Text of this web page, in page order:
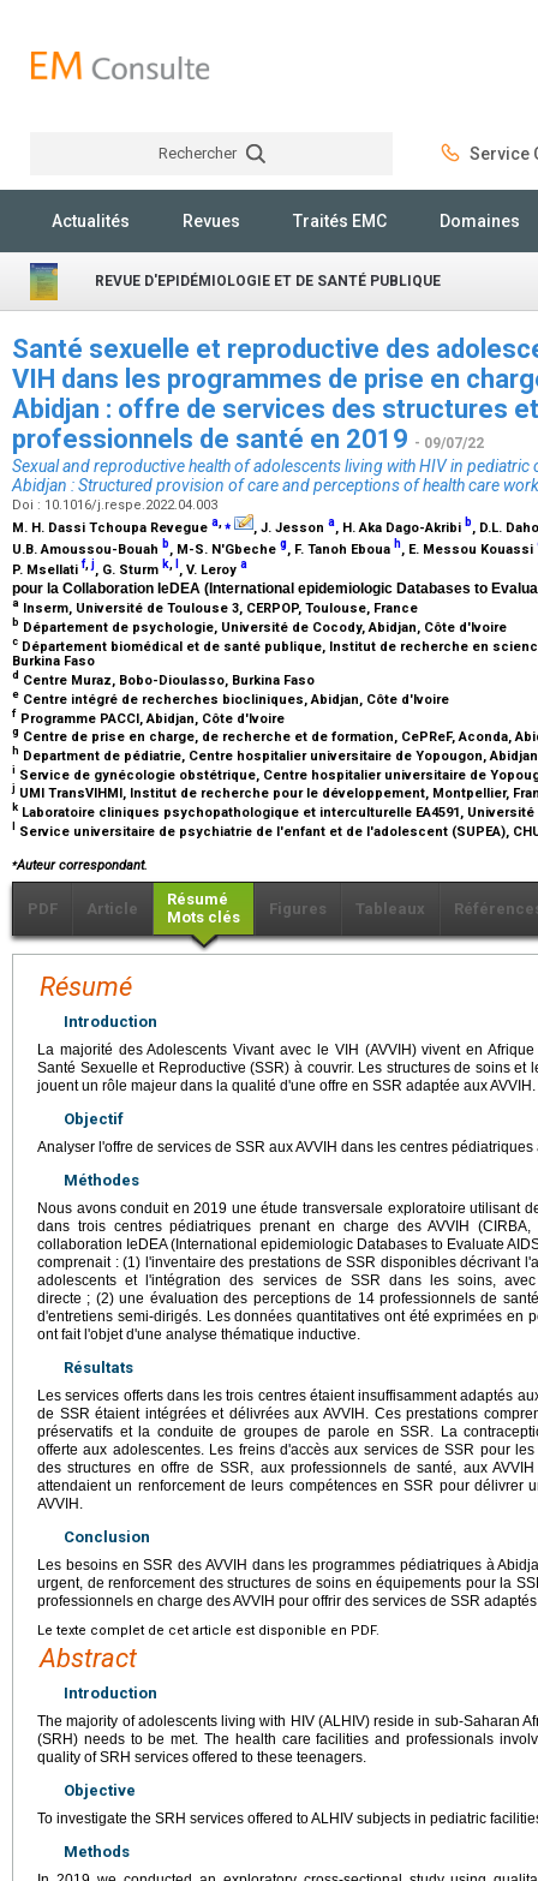
Rechercher Service
Actualités Revues Traités EMC Domaines
REVUE D'EPIDÉMIOLOGIE ET DE SANTÉ PUBLIQUE
Santé sexuelle et reproductive des
VIH dans les programmes de prise en
Abidjan : offre de services des structures
professionnels de santé en 2019 - 09/07/22
Sexual and reproductive health of adolescents living with HIV in pediatric
Abidjan : Structured provision of care and perceptions of health care
Doi : 10.1016/j.respe.2022.04.003
M. H. Dassi Tchoupa Revegue a,⁎ , J. Jesson a, H. Aka Dago-Akribi b, D.L.
U.B. Amoussou-Bouah b, M-S. N'Gbeche g, F. Tanoh Eboua h, E. Messou Kouassi
P. Msellati f,j, G. Sturm k, , V. Leroy a
pour la Collaboration IeDEA (International epidemiologic Databases to
a Inserm, Université de Toulouse 3, CERPOP, Toulouse, France
b Département de psychologie, Université de Cocody, Abidjan, Côte d'Ivoire
c Département biomédical et de santé publique, Institut de recherche en
Burkina Faso
d Centre Muraz, Bobo-Dioulasso, Burkina Faso
e Centre intégré de recherches biocliniques, Abidjan, Côte d'Ivoire
f Programme PACCI, Abidjan, Côte d'Ivoire
g Centre de prise en charge, de recherche et de formation, CePReF, Aconda,
h Department de pédiatrie, Centre hospitalier universitaire de Yopougon,
i Service de gynécologie obstétrique, Centre hospitalier universitaire de
j UMI TransVIHMI, Institut de recherche pour le développement, Montpellier,
k Laboratoire cliniques psychopathologique et interculturelle EA4591,
Service universitaire de psychiatrie de l'enfant et de l'adolescent (SUPEA),
⁎Auteur correspondant.
PDF Article
Résumé
Mots clés
Figures Tableaux
Résumé
Introduction
La majorité des Adolescents Vivant avec le VIH (AVVIH) vivent en
Santé Sexuelle et Reproductive (SSR) à couvrir. Les structures de soins et
jouent un rôle majeur dans la qualité d'une offre en SSR adaptée aux AVVIH.
Objectif
Analyser l'offre de services de SSR aux AVVIH dans les centres
Méthodes
Nous avons conduit en 2019 une étude transversale exploratoire utilisant
dans trois centres pédiatriques prenant en charge des AVVIH
collaboration IeDEA (International epidemiologic Databases to Evaluate
comprenait : (1) l'inventaire des prestations de SSR disponibles décrivant
adolescents et l'intégration des services de SSR dans les soins,
directe ; (2) une évaluation des perceptions de 14 professionnels de
d'entretiens semi-dirigés. Les données quantitatives ont été exprimées en
ont fait l'objet d'une analyse thématique inductive.
Résultats
Les services offerts dans les trois centres étaient insuffisamment adaptés
de SSR étaient intégrées et délivrées aux AVVIH. Ces prestations
préservatifs et la conduite de groupes de parole en SSR. La
offerte aux adolescentes. Les freins d'accès aux services de SSR pour
des structures en offre de SSR, aux professionnels de santé, aux
attendaient un renforcement de leurs compétences en SSR pour délivrer
AVVIH.
Conclusion
Les besoins en SSR des AVVIH dans les programmes pédiatriques à
urgent, de renforcement des structures de soins en équipements pour la
professionnels en charge des AVVIH pour offrir des services de SSR
Le texte complet de cet article est disponible en PDF.
Abstract
Introduction
The majority of adolescents living with HIV (ALHIV) reside in sub-Saharan
(SRH) needs to be met. The health care facilities and professionals
quality of SRH services offered to these teenagers.
Objective
To investigate the SRH services offered to ALHIV subjects in pediatric
Methods